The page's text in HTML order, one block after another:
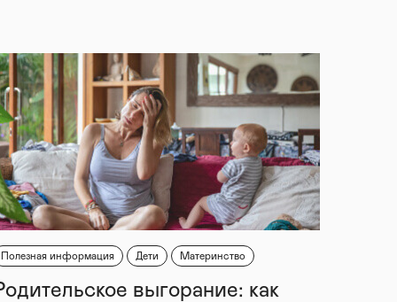
Полезная информация Дети Материнство
выгорание: как